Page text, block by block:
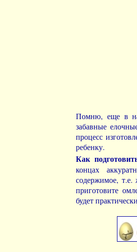
Помню, еще в
забавные
процесс
ребенку.
Как
концах
содержимое,
приготовите
будет